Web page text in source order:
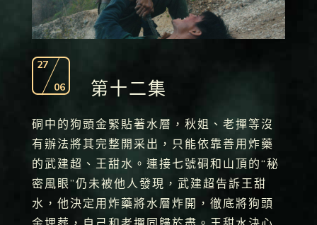
27
06
第十二集
硐中的狗頭金緊貼著水層，秋姐、老撣等沒
有辦法將其完整開采出，只能依靠善用炸藥
的武建超、王甜水。連接七號硐和山頂的“秘
密風眼”仍未被他人發現，武建超告訴王甜
水，他決定用炸藥將水層炸開，徹底將狗頭